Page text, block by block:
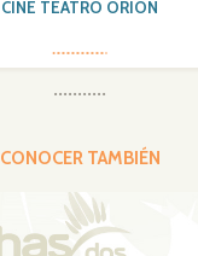
CINE TEATRO ORION
CONOCER TAMBIÉN